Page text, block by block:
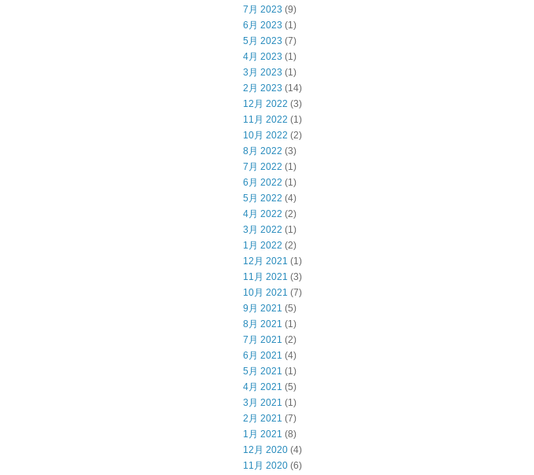
7月 2023 (9)
6月 2023 (1)
5月 2023 (7)
4月 2023 (1)
3月 2023 (1)
2月 2023 (14)
12月 2022 (3)
11月 2022 (1)
10月 2022 (2)
8月 2022 (3)
7月 2022 (1)
6月 2022 (1)
5月 2022 (4)
4月 2022 (2)
3月 2022 (1)
1月 2022 (2)
12月 2021 (1)
11月 2021 (3)
10月 2021 (7)
9月 2021 (5)
8月 2021 (1)
7月 2021 (2)
6月 2021 (4)
5月 2021 (1)
4月 2021 (5)
3月 2021 (1)
2月 2021 (7)
1月 2021 (8)
12月 2020 (4)
11月 2020 (6)